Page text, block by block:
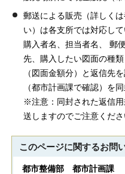
郵送による販売（詳しく
い）は各支所では対応して
購入者名、担当者名、 郵
先、購入したい図面の種
（図面金額分）と返信先
（都市計画課で確認）を
※注意：同封された返信
送しますのでご注意くださ
このページに関するお問
都市整備部 都市計画課